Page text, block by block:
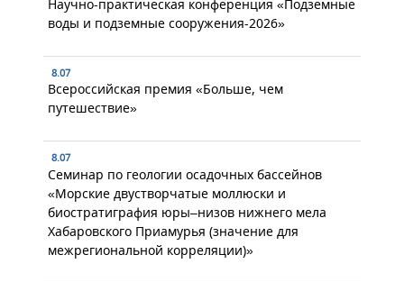
Научно-практическая конференция «Подземные
воды и подземные сооружения-2026»
8.07
Всероссийская премия «Больше, чем
путешествие»
8.07
Семинар по геологии осадочных бассейнов
«Морские двустворчатые моллюски и
биостратиграфия юры–низов нижнего мела
Хабаровского Приамурья (значение для
межрегиональной корреляции)»